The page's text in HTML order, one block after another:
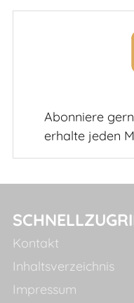
Abonniere
erhalte jeden
Kontakt
Inhaltsverzeichnis
Impressum